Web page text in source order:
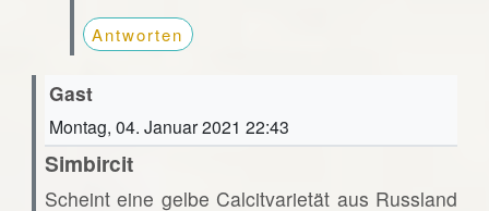
Antworten
Gast
Montag, 04. Januar 2021 22:43
Simbircit
Scheint eine gelbe Calcitvarietät aus Russland